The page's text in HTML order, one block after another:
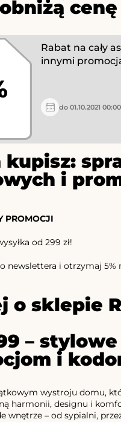
Rabat na cały
innymi
do 01.10.2021 00:00
kupisz:
i
PROMOCJI
od 299 zł!
newslettera i otrzymaj 5%
o sklepie
–
i
wystroju domu,
harmonii, designu i
wnętrze – od sypialni,